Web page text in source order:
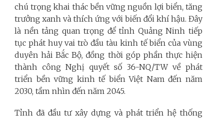
chú trọng khai thác bền vững nguồn lợi biển, tăng
trưởng xanh và thích ứng với biến đổi khí hậu. Đây
là nền tảng quan trọng để tỉnh Quảng Ninh tiếp
tục phát huy vai trò đầu tàu kinh tế biển của vùng
duyên hải Bắc Bộ, đồng thời góp phần thực hiện
thành công Nghị quyết số 36-NQ/TW về phát
triển bền vững kinh tế biển Việt Nam đến năm
2030, tầm nhìn đến năm 2045.
Tỉnh đã đầu tư xây dựng và phát triển hệ thống